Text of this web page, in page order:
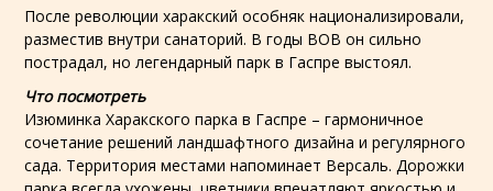
После революции харакский особняк национализировали,
разместив внутри санаторий. В годы ВОВ он сильно
пострадал, но легендарный парк в Гаспре выстоял.
Что посмотреть
Изюминка Харакского парка в Гаспре – гармоничное
сочетание решений ландшафтного дизайна и регулярного
сада. Территория местами напоминает Версаль. Дорожки